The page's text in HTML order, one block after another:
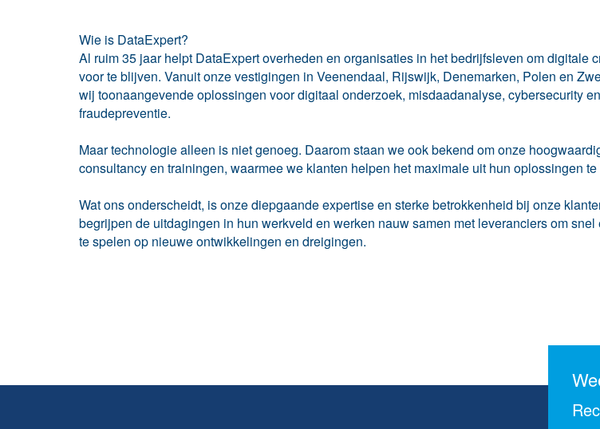
Wie is DataExpert?
Al ruim 35 jaar helpt DataExpert overheden en organisaties in het bedrijfsleven om digitale
voor te blijven. Vanuit onze vestigingen in Veenendaal, Rijswijk, Denemarken, Polen en
wij toonaangevende oplossingen voor digitaal onderzoek, misdaadanalyse, cybersecurity en
fraudepreventie.
Maar technologie alleen is niet genoeg. Daarom staan we ook bekend om onze
consultancy en trainingen, waarmee we klanten helpen het maximale uit hun oplossingen te
Wat ons onderscheidt, is onze diepgaande expertise en sterke betrokkenheid bij onze
begrijpen de uitdagingen in hun werkveld en werken nauw samen met leveranciers om snel
te spelen op nieuwe ontwikkelingen en dreigingen.